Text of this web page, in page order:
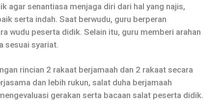
agar senantiasa menjaga diri dari hal yang najis,
serta indah. Saat berwudu, guru berperan
wudu peserta didik. Selain itu, guru memberi arahan
sesuai syariat.
rincian 2 rakaat berjamaah dan 2 rakaat secara
dan lebih rukun, salat duha berjamaah
gerakan serta bacaan salat peserta didik.